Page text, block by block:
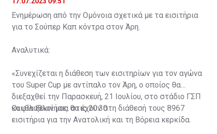
Ενημέρωση από την Ομόνοια σχετικά με τα εισιτήρια
για το Σούπερ Καπ κόντρα στον Άρη.
Αναλυτικά:
«Συνεχίζεται η διάθεση των εισιτηρίων για τον αγώνα
του Super Cup με αντίπαλο τον Άρη, ο οποίος θα
διεξαχθεί την Παρασκευή, 21 Ιουλίου, στο στάδιο ΓΣΠ
και θα ξεκινήσει στις 20:30.
Οι φίλαθλοί μας θα έχουν στη διάθεσή τους 8967
εισιτήρια για την Ανατολική και τη Βόρεια κερκίδα.